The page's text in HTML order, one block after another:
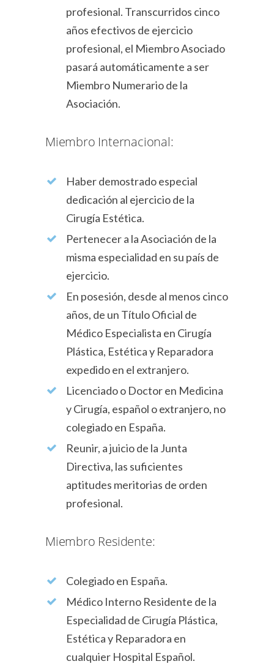
profesional. Transcurridos cinco
años efectivos de ejercicio
profesional, el Miembro Asociado
pasará automáticamente a ser
Miembro Numerario de la
Asociación.
Miembro Internacional:
Haber demostrado especial
dedicación al ejercicio de la
Cirugía Estética.
Pertenecer a la Asociación de la
misma especialidad en su país de
ejercicio.
En posesión, desde al menos cinco
años, de un Título Oficial de
Médico Especialista en Cirugía
Plástica, Estética y Reparadora
expedido en el extranjero.
Licenciado o Doctor en Medicina
y Cirugía, español o extranjero, no
colegiado en España.
Reunir, a juicio de la Junta
Directiva, las suficientes
aptitudes meritorias de orden
profesional.
Miembro Residente:
Colegiado en España.
Médico Interno Residente de la
Especialidad de Cirugía Plástica,
Estética y Reparadora en
cualquier Hospital Español.